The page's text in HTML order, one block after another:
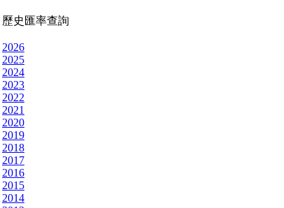
歷史匯率查詢
2026
2025
2024
2023
2022
2021
2020
2019
2018
2017
2016
2015
2014